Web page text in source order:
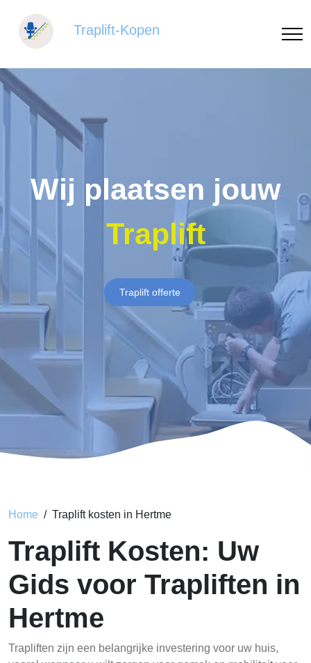
Traplift-Kopen
Wij plaatsen jouw
Traplift
Traplift offerte
Home Traplift kosten in Hertme
Traplift Kosten: Uw
Gids voor Trapliften in
Hertme
Trapliften zijn een belangrijke investering voor uw huis,